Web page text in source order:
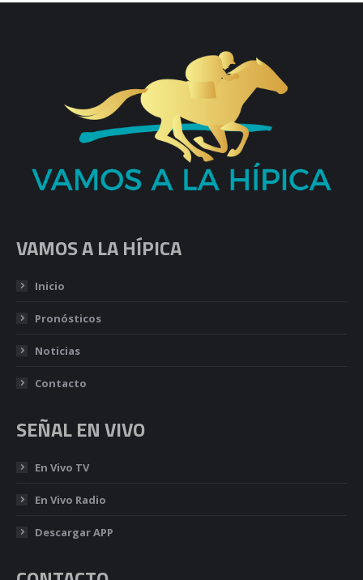
VAMOS A LA HÍPICA
Inicio
Pronósticos
Noticias
Contacto
SEÑAL EN VIVO
En Vivo TV
En Vivo Radio
Descargar APP